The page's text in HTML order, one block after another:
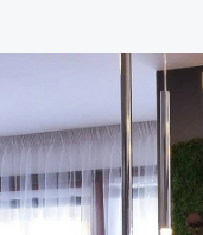
fasády
stěny a obrazy